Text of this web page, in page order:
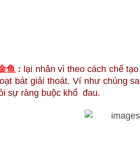
鱼 : lại nhân vì theo cách chế
bát giải thoát. Ví như chúng
sự ràng buộc khổ đau.